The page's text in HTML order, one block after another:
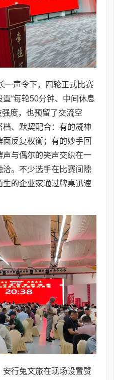
一声令下，四轮正式比赛
“每轮50分钟、中间休息
度，也预留了交流空
、默契配合：有的凝神
反复权衡；有的妙手回
与偶尔的笑声交织在一
。不少选手在比赛间隙
的企业家通过牌桌迅速
安行兔文旅在现场设置赞